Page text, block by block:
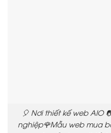
🎈 Nơi thiết kế web AIO
nghiệp🌹Mẫu web mua